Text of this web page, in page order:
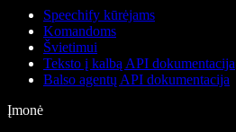
Speechify kūrėjams
Komandoms
Švietimui
Teksto į kalbą API dokumentacija
Balso agentų API dokumentacija
Įmonė